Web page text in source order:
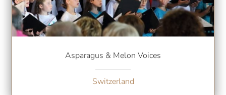
Asparagus & Melon Voices
Switzerland